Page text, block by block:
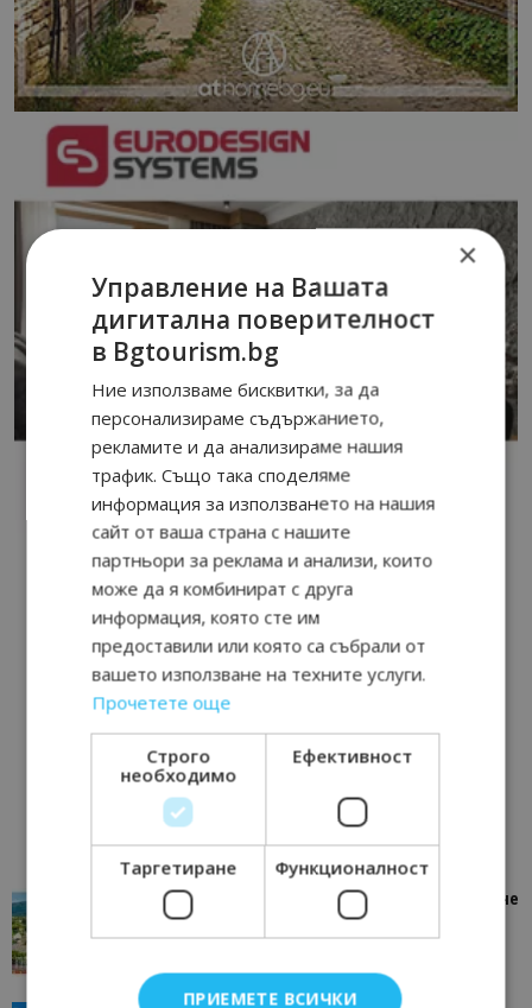
“Пощенска картичка от…”: Петрич – Изживяване
отвъд очакваното
×
Управление на Вашата
дигитална поверителност
в Bgtourism.bg
Ние използваме бисквитки, за да
персонализираме съдържанието,
рекламите и да анализираме нашия
трафик. Също така споделяме
информация за използването на нашия
сайт от ваша страна с нашите
партньори за реклама и анализи, които
може да я комбинират с друга
информация, която сте им
предоставили или която са събрали от
вашето използване на техните услуги.
Прочетете още
Строго
необходимо
Ефективност
Таргетиране Функционалност
ПРИЕМЕТЕ ВСИЧКИ